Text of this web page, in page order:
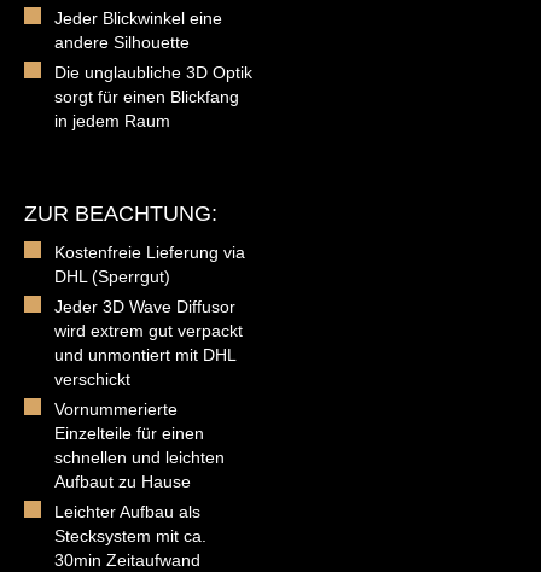
Jeder Blickwinkel eine
andere Silhouette
Die unglaubliche 3D Optik
sorgt für einen Blickfang
in jedem Raum
ZUR BEACHTUNG:
Kostenfreie Lieferung via
DHL (Sperrgut)
Jeder 3D Wave Diffusor
wird extrem gut verpackt
und unmontiert mit DHL
verschickt
Vornummerierte
Einzelteile für einen
schnellen und leichten
Aufbaut zu Hause
Leichter Aufbau als
Stecksystem mit ca.
30min Zeitaufwand